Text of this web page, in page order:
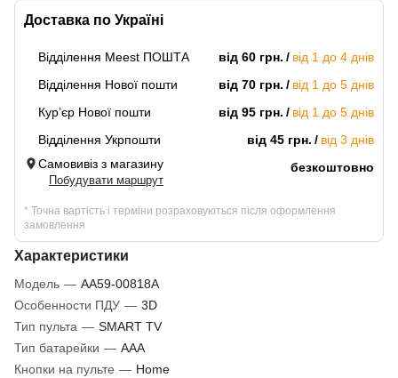
Доставка по Україні
Відділення Meest ПОШТА від 60 грн.
від 1 до 4 днів
Відділення Нової пошти
від 70 грн.
від 1 до 5 днів
Кур’єр Нової пошти
від 95 грн.
від 1 до 5 днів
Відділення Укрпошти
від 45 грн.
від 3 днів
Самовивіз з магазину
Побудувати маршрут
безкоштовно
* Точна вартість і терміни розраховуються після оформлення
замовлення
Характеристики
Модель — AA59-00818A
Особенности ПДУ — 3D
Тип пульта — SMART TV
Тип батарейки — AAA
Кнопки на пульте — Home